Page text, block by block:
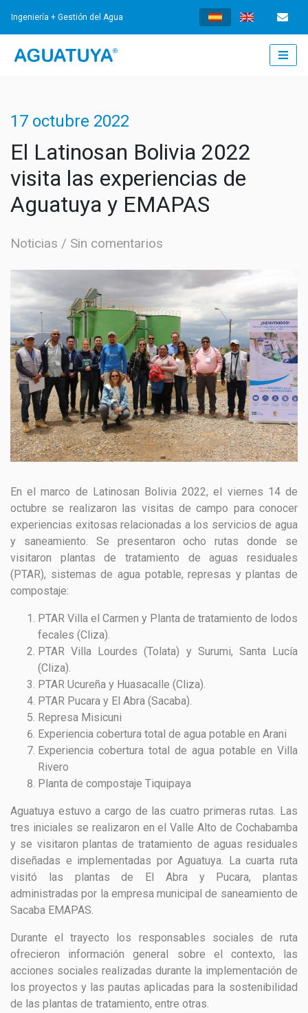
Ingeniería + Gestión del Agua
INGENIERÍA
SISTEMAS DE DRENAJE URBANO SOSTENIBLES
GESTIÓN DE RESIDUOS SÓLIDOS
ECO SAN
RE USO
FORTALECIMIENTO INSTITUCIONAL
COMUNICACIÓN Y GESTIÓN DEL CONOCIMIENTO
NOTICIAS
CONVOCATORIAS
DOCUMENTOS
17 octubre 2022
El Latinosan Bolivia 2022
visita las experiencias de
Aguatuya y EMAPAS
Noticias Sin comentarios
En el marco de Latinosan Bolivia 2022, el viernes 14 de
octubre se realizaron las visitas de campo para conocer
experiencias exitosas relacionadas a los servicios de agua
y saneamiento. Se presentaron ocho rutas donde se
visitaron plantas de tratamiento de aguas residuales
(PTAR), sistemas de agua potable, represas y plantas de
compostaje:
PTAR Villa el Carmen y Planta de tratamiento de lodos
fecales (Cliza).
PTAR Villa Lourdes (Tolata) y Surumi, Santa Lucía
(Cliza).
PTAR Ucureña y Huasacalle (Cliza).
PTAR Pucara y El Abra (Sacaba).
Represa Misicuni
Experiencia cobertura total de agua potable en Arani
Experiencia cobertura total de agua potable en Villa
Rivero
Planta de compostaje Tiquipaya
Aguatuya estuvo a cargo de las cuatro primeras rutas. Las
tres iniciales se realizaron en el Valle Alto de Cochabamba
y se visitaron plantas de tratamiento de aguas residuales
diseñadas e implementadas por Aguatuya. La cuarta ruta
visitó las plantas de El Abra y Pucara, plantas
administradas por la empresa municipal de saneamiento de
Sacaba EMAPAS.
Durante el trayecto los responsables sociales de ruta
ofrecieron información general sobre el contexto, las
acciones sociales realizadas durante la implementación de
los proyectos y las pautas aplicadas para la sostenibilidad
de las plantas de tratamiento, entre otras.